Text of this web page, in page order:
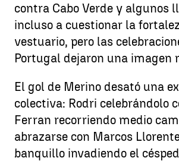
contra Cabo Verde y algunos
incluso a cuestionar la
vestuario, pero las
Portugal dejaron una imagen
El gol de Merino desató una
colectiva: Rodri celebrándolo
Ferran recorriendo medio
abrazarse con Marcos
banquillo invadiendo el